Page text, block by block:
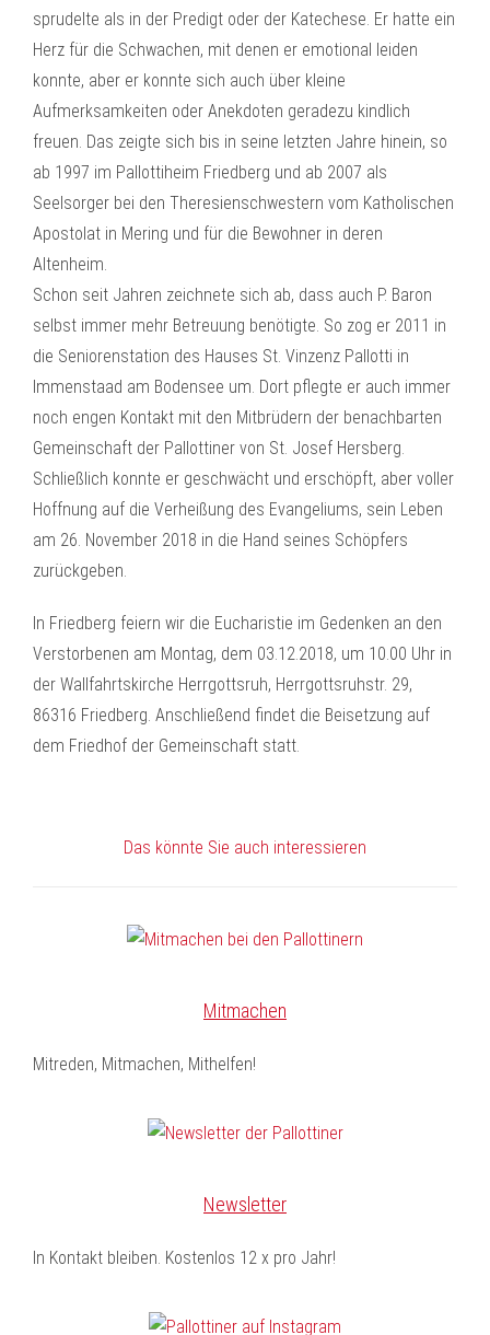
sprudelte als in der Predigt oder der Katechese. Er hatte ein
Herz für die Schwachen, mit denen er emotional leiden
konnte, aber er konnte sich auch über kleine
Aufmerksamkeiten oder Anekdoten geradezu kindlich
freuen. Das zeigte sich bis in seine letzten Jahre hinein, so
ab 1997 im Pallottiheim Friedberg und ab 2007 als
Seelsorger bei den Theresienschwestern vom Katholischen
Apostolat in Mering und für die Bewohner in deren
Altenheim.
Schon seit Jahren zeichnete sich ab, dass auch P. Baron
selbst immer mehr Betreuung benötigte. So zog er 2011 in
die Seniorenstation des Hauses St. Vinzenz Pallotti in
Immenstaad am Bodensee um. Dort pflegte er auch immer
noch engen Kontakt mit den Mitbrüdern der benachbarten
Gemeinschaft der Pallottiner von St. Josef Hersberg.
Schließlich konnte er geschwächt und erschöpft, aber voller
Hoffnung auf die Verheißung des Evangeliums, sein Leben
am 26. November 2018 in die Hand seines Schöpfers
zurückgeben.
In Friedberg feiern wir die Eucharistie im Gedenken an den
Verstorbenen am Montag, dem 03.12.2018, um 10.00 Uhr in
der Wallfahrtskirche Herrgottsruh, Herrgottsruhstr. 29,
86316 Friedberg. Anschließend findet die Beisetzung auf
dem Friedhof der Gemeinschaft statt.
Das könnte Sie auch interessieren
Mitmachen
Mitreden, Mitmachen, Mithelfen!
Newsletter
In Kontakt bleiben. Kostenlos 12 x pro Jahr!